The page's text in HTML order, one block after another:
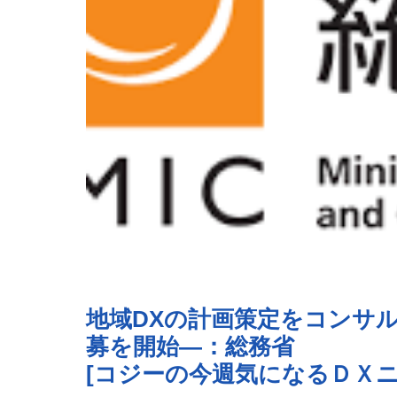
地域DXの計画策定をコンサ
募を開始―：総務省
[コジーの今週気になるＤＸ